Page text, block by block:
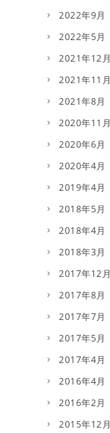
2022年9月
2022年5月
2021年12月
2021年11月
2021年8月
2020年11月
2020年6月
2020年4月
2019年4月
2018年5月
2018年4月
2018年3月
2017年12月
2017年8月
2017年7月
2017年5月
2017年4月
2016年4月
2016年2月
2015年12月